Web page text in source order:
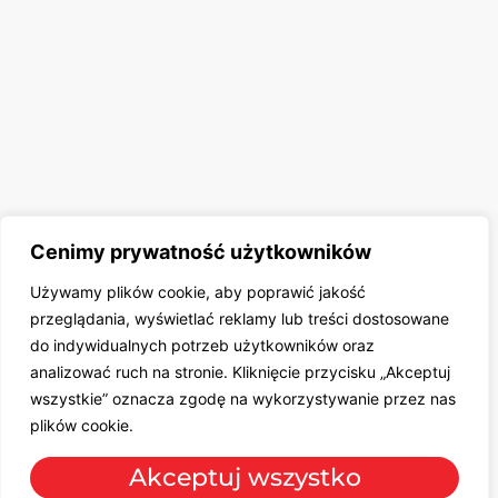
Cenimy prywatność użytkowników
Używamy plików cookie, aby poprawić jakość
przeglądania, wyświetlać reklamy lub treści dostosowane
do indywidualnych potrzeb użytkowników oraz
analizować ruch na stronie. Kliknięcie przycisku „Akceptuj
wszystkie” oznacza zgodę na wykorzystywanie przez nas
plików cookie.
Akceptuj wszystko